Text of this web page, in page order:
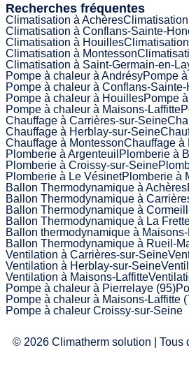
Recherches fréquentes
Climatisation à Achères
Climatisation à Conflans-Sainte-
Climatisation à Houilles
Climatisation à Montesson
Climatisation à Saint-Germain-en-
Pompe à chaleur à AndrésyPompe
Pompe à chaleur à Conflans-
Pompe à chaleur à HouillesPompe
Pompe à chaleur à Maisons-Laffitte
Chauffage à Carrières-sur-Seine
Chauffage à Herblay-sur-Seine
Chauffage à MontessonChauffage à
Plomberie à Argenteuil Plomberie à
Plomberie à Croissy-sur-Seine
Plomberie à Le VésinetPlomberie à
Ballon Thermodynamique à Achères
Ballon Thermodynamique à
Ballon Thermodynamique à
Ballon Thermodynamique à La
Ballon thermodynamique à
Ballon Thermodynamique à Rueil-
Ventilation à Carrières-sur-Seine
Ventilation à Herblay-sur-Seine
Ventilation à Maisons-Laffitte
Pompe à chaleur à Pierrelaye (95)
Pompe à chaleur à Maisons-Laffitte
Pompe à chaleur Croissy-sur-Seine
© 2026 Climatherm solution | Tous